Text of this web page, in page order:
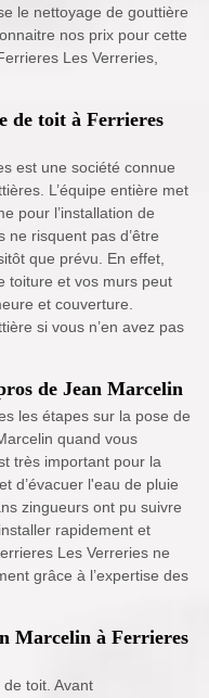
le nettoyage de gouttière
nos prix pour cette
Les Verreries,
de toit à Ferrieres
est une société connue
L’équipe entière met
pour l’installation de
ne risquent pas d’être
que prévu. En effet,
toiture et vos murs peut
et couverture.
si vous n’en avez pas
de Jean Marcelin
les étapes sur la pose de
quand vous
très important pour la
d’évacuer l'eau de pluie
zingueurs ont pu suivre
rapidement et
Les Verreries ne
grâce à l’expertise des
Marcelin à Ferrieres
de toit. Avant